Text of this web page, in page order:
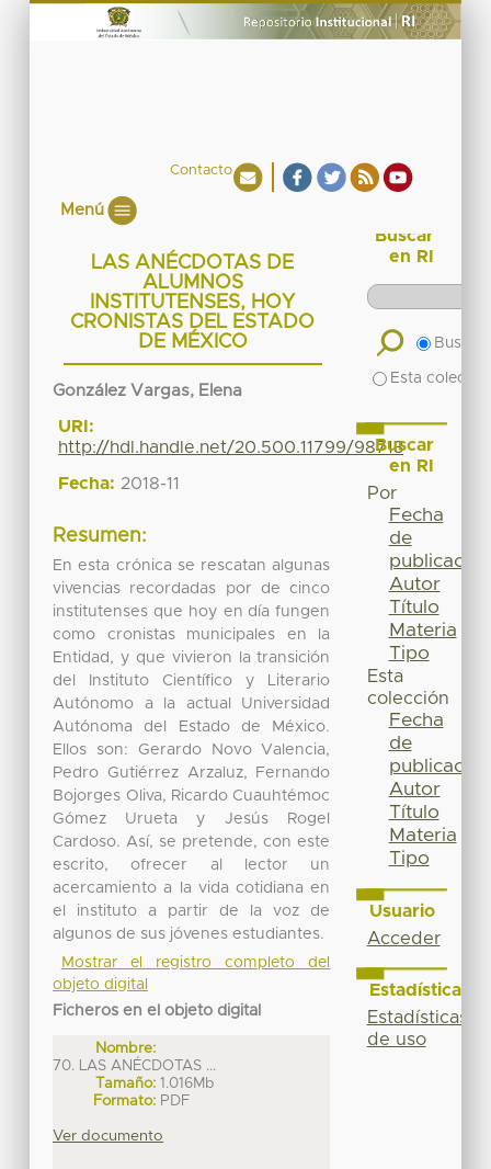
Contacto
Menú
LAS ANÉCDOTAS DE
ALUMNOS
INSTITUTENSES, HOY
CRONISTAS DEL ESTADO
DE MÉXICO
González Vargas, Elena
URI:
http://hdl.handle.net/20.500.11799/98713
Fecha: 2018-11
Resumen:
En esta crónica se rescatan algunas
vivencias recordadas por de cinco
institutenses que hoy en día fungen
como cronistas municipales en la
Entidad, y que vivieron la transición
del Instituto Científico y Literario
Autónomo a la actual Universidad
Autónoma del Estado de México.
Ellos son: Gerardo Novo Valencia,
Pedro Gutiérrez Arzaluz, Fernando
Bojorges Oliva, Ricardo Cuauhtémoc
Gómez Urueta y Jesús Rogel
Cardoso. Así, se pretende, con este
escrito, ofrecer al lector un
acercamiento a la vida cotidiana en
el instituto a partir de la voz de
algunos de sus jóvenes estudiantes.
Mostrar el registro completo del
objeto digital
Ficheros en el objeto digital
Nombre:
70. LAS ANÉCDOTAS ...
Tamaño: 1.016Mb
Formato: PDF
Ver documento
Buscar
en RI
Buscar
Esta
Buscar
en RI
Por
Fecha
de
publicación
Autor
Título
Materia
Tipo
Esta
colección
Fecha
de
publicación
Autor
Título
Materia
Tipo
Usuario
Acceder
Estadísticas
Estadísticas
de uso